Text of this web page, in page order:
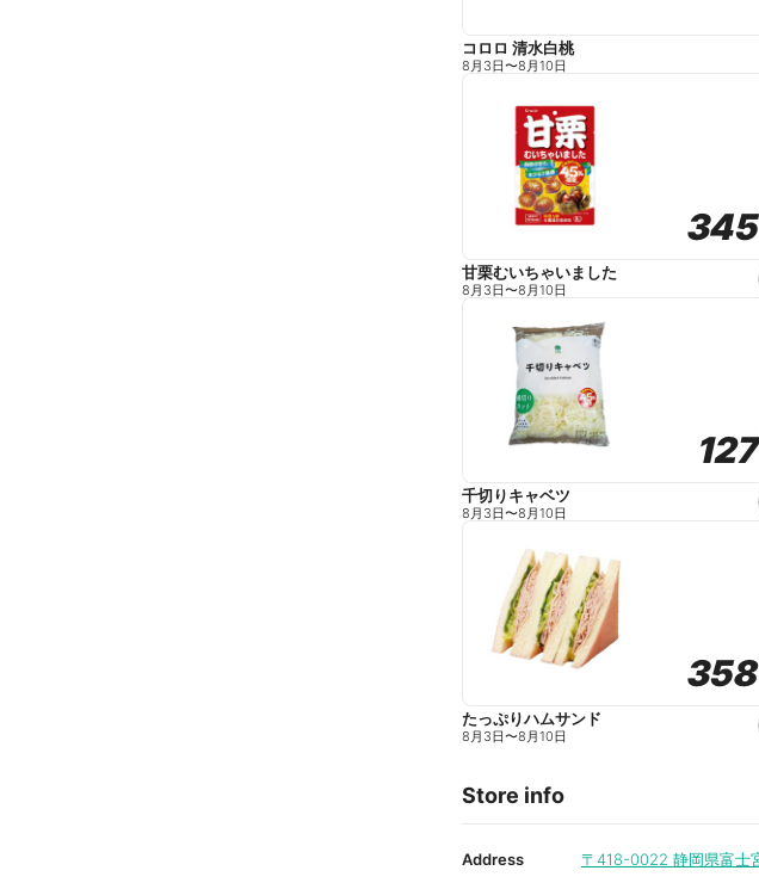
コロロ 清水白桃
8月3日〜8月10日
甘栗むいちゃいました
8月3日〜8月10日
千切りキャベツ
8月3日〜8月10日
たっぷりハムサンド
8月3日〜8月10日
Store info
Address 〒418-0022 静岡県富士